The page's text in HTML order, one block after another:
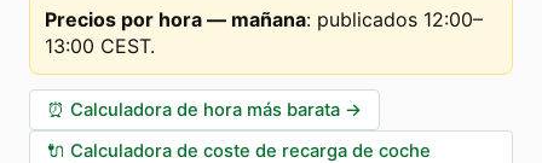
Precios por hora — mañana: publicados 12:00–
13:00 CEST.
⏰ Calculadora de hora más barata →
🔌 Calculadora de coste de recarga de coche